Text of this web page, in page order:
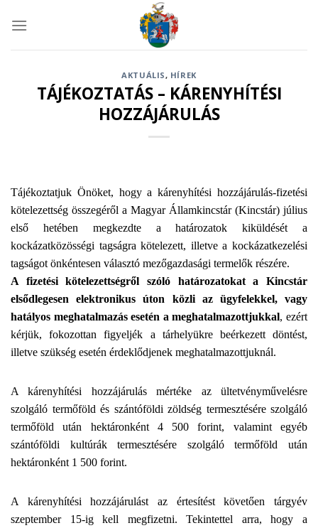
AKTUÁLIS, HÍREK
TÁJÉKOZTATÁS – KÁRENYHÍTÉSI
HOZZÁJÁRULÁS
Tájékoztatjuk Önöket, hogy a kárenyhítési hozzájárulás-fizetési
kötelezettség összegéről a Magyar Államkincstár (Kincstár) július
első hetében megkezdte a határozatok kiküldését a
kockázatközösségi tagságra kötelezett, illetve a kockázatkezelési
tagságot önkéntesen választó mezőgazdasági termelők részére.
A fizetési kötelezettségről szóló határozatokat a Kincstár
elsődlegesen elektronikus úton közli az ügyfelekkel, vagy
hatályos meghatalmazás esetén a meghatalmazottjukkal, ezért
kérjük, fokozottan figyeljék a tárhelyükre beérkezett döntést,
illetve szükség esetén érdeklődjenek meghatalmazottjuknál.
A kárenyhítési hozzájárulás mértéke az ültetvényművelésre
szolgáló termőföld és szántóföldi zöldség termesztésére szolgáló
termőföld után hektáronként 4 500 forint, valamint egyéb
szántóföldi kultúrák termesztésére szolgáló termőföld után
hektáronként 1 500 forint.
A kárenyhítési hozzájárulást az értesítést követően tárgyév
szeptember 15-ig kell megfizetni. Tekintettel arra, hogy a